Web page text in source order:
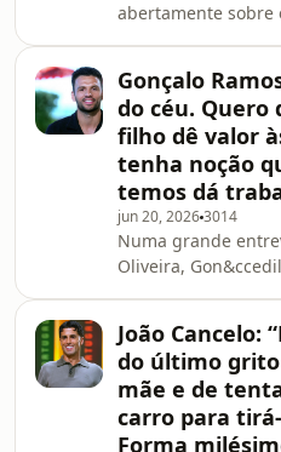
abertamente sobre
seus pais na
do seu
&ldquo;Aprendi a
ser educado. Isso
mais lhes
deram&rdquo;,
que a maturidade
na
Gonçalo
do céu. Quero
filho dê valor
tenha noção
temos dá
jun 20, 20263014
Numa grande
Oliveira,
fam&iacute;lia tem
trabalho. "Quero
vida que lhe
que
dislumbre, que
João Cancelo:
do último
mãe e de
carro para
Forma